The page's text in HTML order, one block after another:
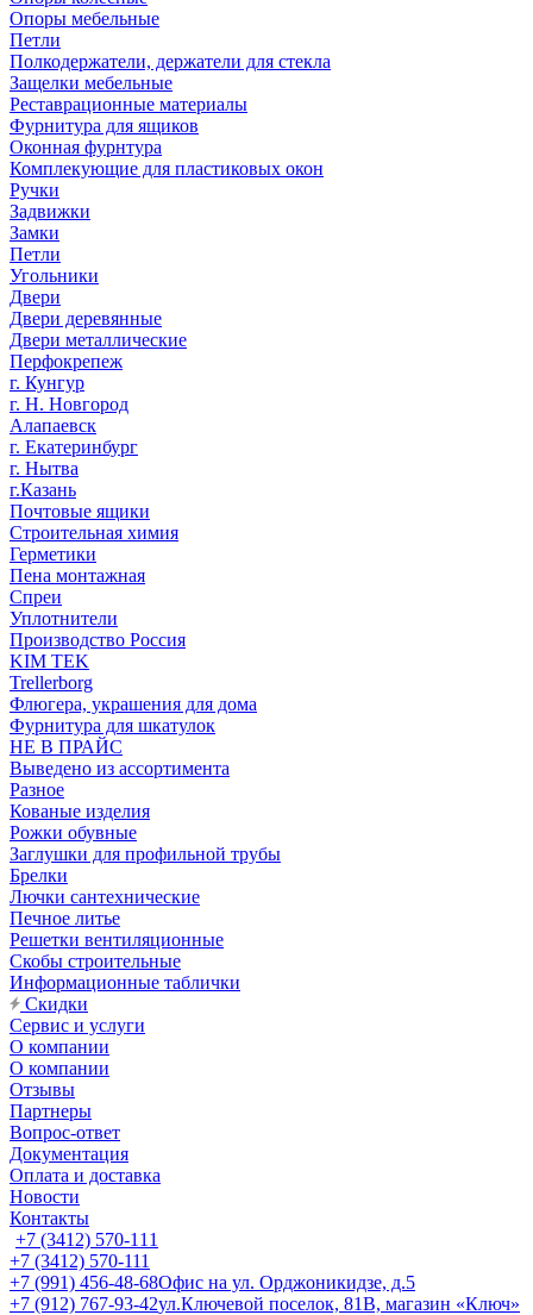
Опоры мебельные
Петли
Полкодержатели, держатели для стекла
Защелки мебельные
Реставрационные материалы
Фурнитура для ящиков
Оконная фурнтура
Комплекующие для пластиковых окон
Ручки
Задвижки
Замки
Петли
Угольники
Двери
Двери деревянные
Двери металлические
Перфокрепеж
г. Кунгур
г. Н. Новгород
Алапаевск
г. Екатеринбург
г. Нытва
г.Казань
Почтовые ящики
Строительная химия
Герметики
Пена монтажная
Спреи
Уплотнители
Производство Россия
KIM TEK
Trellerborg
Флюгера, украшения для дома
Фурнитура для шкатулок
НЕ В ПРАЙС
Выведено из ассортимента
Разное
Кованые изделия
Рожки обувные
Заглушки для профильной трубы
Брелки
Лючки сантехнические
Печное литье
Решетки вентиляционные
Скобы строительные
Информационные таблички
Скидки
Сервис и услуги
О компании
О компании
Отзывы
Партнеры
Вопрос-ответ
Документация
Оплата и доставка
Новости
Контакты
+7 (3412) 570-111
+7 (3412) 570-111
+7 (991) 456-48-68Офис на ул. Орджоникидзе, д.5
+7 (912) 767-93-42ул.Ключевой поселок, 81В, магазин «Ключ»